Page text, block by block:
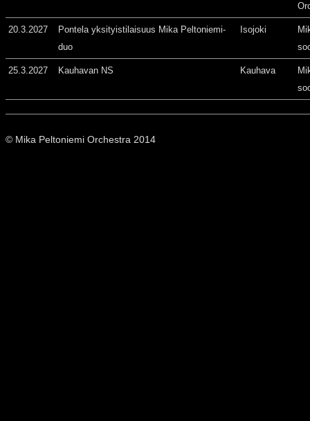
20.3.2027
Pontela yksityistilaisuus Mika Peltoniemi-
duo
Isojoki
25.3.2027 Kauhavan NS Kauhava
© Mika Peltoniemi Orchestra 2014